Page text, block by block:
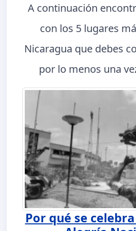
A continuación
con los 5 lugares
Nicaragua que debes
por lo menos una
Por qué se